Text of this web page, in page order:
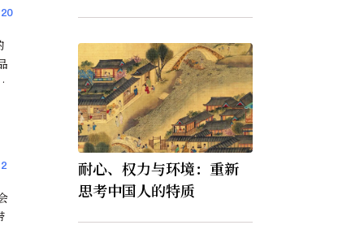
耐心、权力与环境：重新
思考中国人的特质